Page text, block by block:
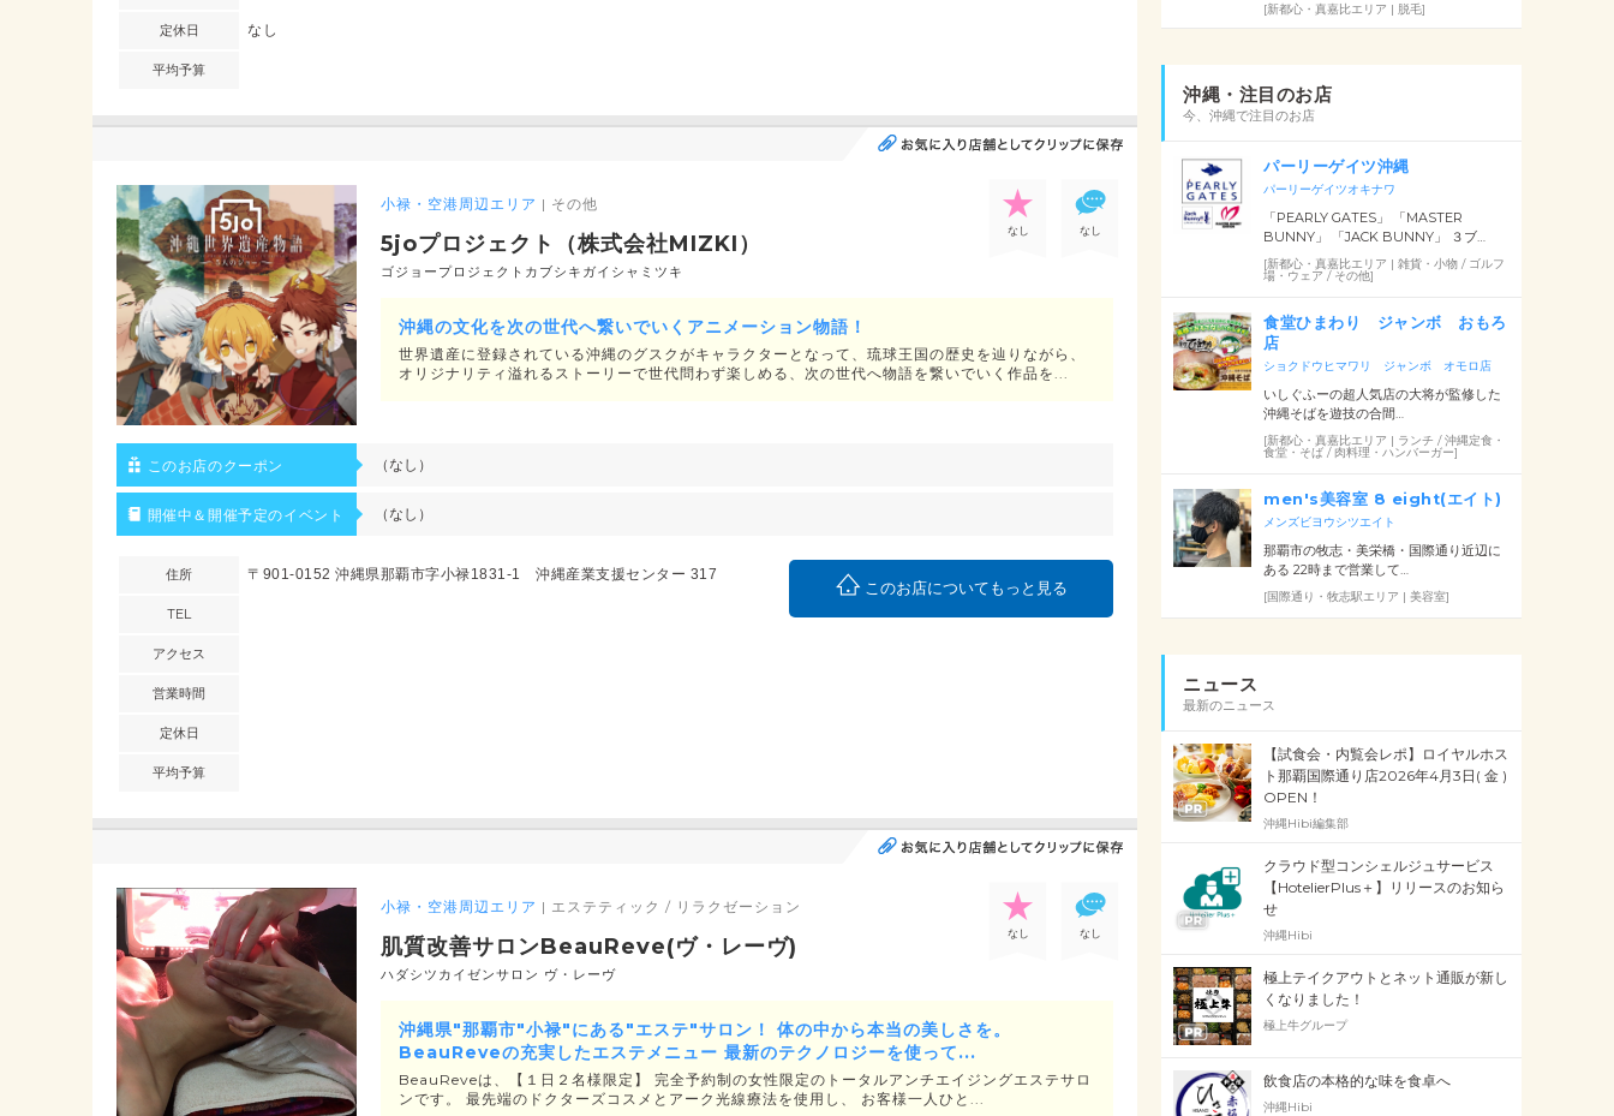
定休日 なし
平均予算
なし なし
小禄・空港周辺エリア | その他
5joプロジェクト（株式会社MIZKI）
ゴジョープロジェクトカブシキガイシャミツキ
沖縄の文化を次の世代へ繋いでいくアニメーション物語！
世界遺産に登録されている沖縄のグスクがキャラクターとなって、琉球王国の歴史を辿りながら、
オリジナリティ溢れるストーリーで世代問わず楽しめる、次の世代へ物語を繋いでいく作品を...
このお店のクーポン （なし）
開催中＆開催予定のイベント （なし）
住所 〒901-0152 沖縄県那覇市字小禄1831-1 沖縄産業支援センター 317
TEL
アクセス
営業時間
定休日
平均予算
このお店についてもっと見る
なし なし
小禄・空港周辺エリア | エステティック / リラクゼーション
肌質改善サロンBeauReve(ヴ・レーヴ)
ハダシツカイゼンサロン ヴ・レーヴ
沖縄県"那覇市"小禄"にある"エステ"サロン！ 体の中から本当の美しさを。
BeauReveの充実したエステメニュー 最新のテクノロジーを使って...
BeauReveは、【１日２名様限定】 完全予約制の女性限定のトータルアンチエイジングエステサロ
ンです。 最先端のドクターズコスメとアーク光線療法を使用し、 お客様一人ひと...
[新都心・真嘉比エリア | 脱毛]
沖縄・注目のお店
今、沖縄で注目のお店
パーリーゲイツ沖縄
パーリーゲイツオキナワ
「PEARLY GATES」 「MASTER
BUNNY」 「JACK BUNNY」 ３ブ…
[新都心・真嘉比エリア | 雑貨・小物 / ゴルフ
場・ウェア / その他]
食堂ひまわり ジャンボ おもろ
店
ショクドウヒマワリ ジャンボ オモロ店
いしぐふーの超人気店の大将が監修した
沖縄そばを遊技の合間…
[新都心・真嘉比エリア | ランチ / 沖縄定食・
食堂・そば / 肉料理・ハンバーガー]
men's美容室 8 eight(エイト)
メンズビヨウシツエイト
那覇市の牧志・美栄橋・国際通り近辺に
ある 22時まで営業して…
[国際通り・牧志駅エリア | 美容室]
ニュース
最新のニュース
【試食会・内覧会レポ】ロイヤルホス
ト那覇国際通り店2026年4月3日( 金 )
OPEN！
沖縄Hibi編集部
クラウド型コンシェルジュサービス
【HotelierPlus＋】リリースのお知ら
せ
沖縄Hibi
極上テイクアウトとネット通販が新し
くなりました！
極上牛グループ
飲食店の本格的な味を食卓へ
沖縄Hibi